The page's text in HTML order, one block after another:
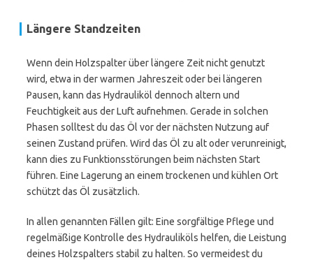
Längere Standzeiten
Wenn dein Holzspalter über längere Zeit nicht genutzt
wird, etwa in der warmen Jahreszeit oder bei längeren
Pausen, kann das Hydrauliköl dennoch altern und
Feuchtigkeit aus der Luft aufnehmen. Gerade in solchen
Phasen solltest du das Öl vor der nächsten Nutzung auf
seinen Zustand prüfen. Wird das Öl zu alt oder verunreinigt,
kann dies zu Funktionsstörungen beim nächsten Start
führen. Eine Lagerung an einem trockenen und kühlen Ort
schützt das Öl zusätzlich.
In allen genannten Fällen gilt: Eine sorgfältige Pflege und
regelmäßige Kontrolle des Hydrauliköls helfen, die Leistung
deines Holzspalters stabil zu halten. So vermeidest du